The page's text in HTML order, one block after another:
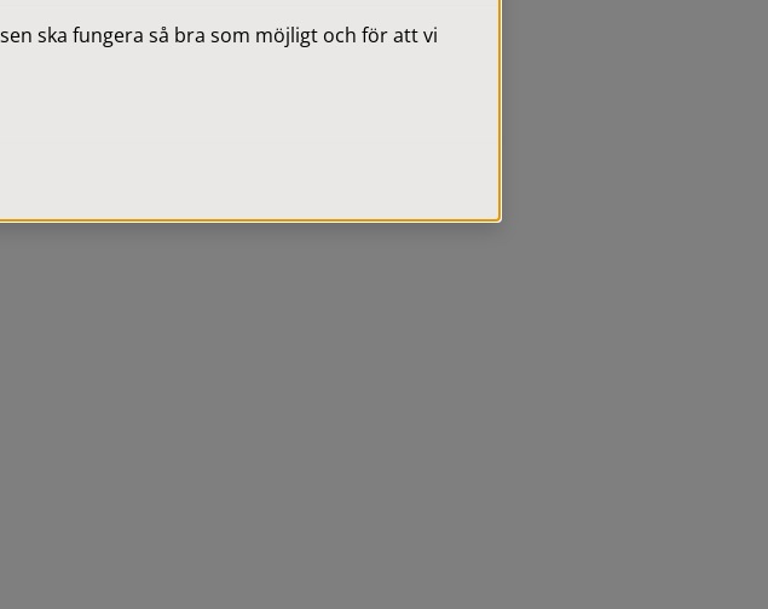
ska fungera så bra som möjligt och för att vi